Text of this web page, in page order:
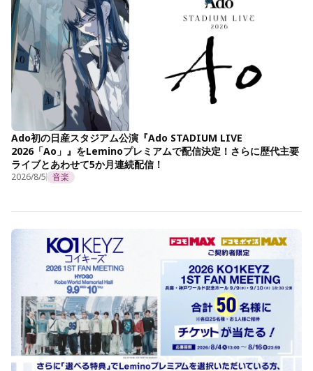
Ado初の日産スタジアム公演『Ado STADIUM LIVE
2026「Ao」』をLeminoプレミアムで配信決定！さらに歴代主要
ライブとあわせて5か月連続配信！
2026/8/5 音楽